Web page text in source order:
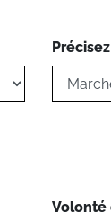
Volonté